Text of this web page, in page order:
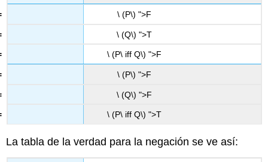
\ (P\) ">F
\ (Q\) ">T
\ (P\ iff Q\) ">F
\ (P\) ">F
\ (Q\) ">F
\ (P\ iff Q\) ">T
La tabla de la verdad para la negación se ve así: